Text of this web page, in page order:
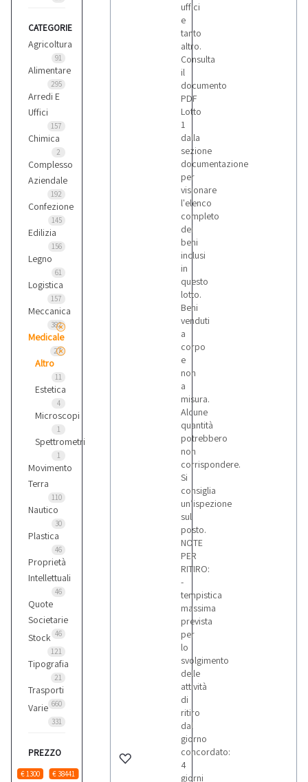
CATEGORIE
Agricoltura
91
Alimentare
295
Arredi E
Uffici
157
Chimica
2
Complesso
Aziendale
192
Confezione
145
Edilizia
156
Legno
61
Logistica
157
Meccanica
382
Medicale
27
Altro
11
Estetica
4
Microscopi
1
Spettrometri
1
Movimento
Terra
110
Nautico
30
Plastica
46
Proprietà
Intellettuali
46
Quote
Societarie
46
Stock
121
Tipografia
21
Trasporti
660
Varie
331
PREZZO
€ 1300 € 38441
uffici
e
tanto
altro.
Consulta
il
documento
PDF
Lotto
1
dalla
sezione
documentazione
per
visionare
l'elenco
completo
dei
beni
inclusi
in
questo
lotto.
Beni
venduti
a
corpo
e
non
a
misura.
Alcune
quantità
potrebbero
non
corrispondere.
Si
consiglia
un’ispezione
sul
posto.
NOTE
PER
RITIRO:
-
tempistica
massima
prevista
per
lo
svolgimento
delle
attività
di
ritiro
dal
giorno
concordato:
4
giorni